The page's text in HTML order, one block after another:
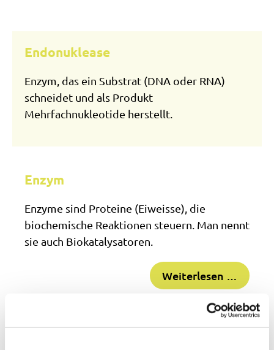
Endonuklease
Enzym, das ein Substrat (DNA oder RNA)
schneidet und als Produkt
Mehrfachnukleotide herstellt.
Enzym
Enzyme sind Proteine (Eiweisse), die
biochemische Reaktionen steuern. Man nennt
sie auch Biokatalysatoren.
Weiterlesen …